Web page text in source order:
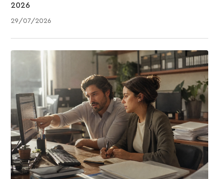
29 /07/2026
2026